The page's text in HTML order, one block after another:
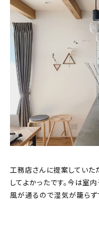
工務店さんに提案していた
してよかったです。今は室
風が通るので湿気が籠らず